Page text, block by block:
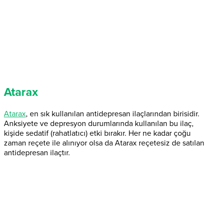
Atarax
Atarax, en sık kullanılan antidepresan ilaçlarından birisidir.
Anksiyete ve depresyon durumlarında kullanılan bu ilaç,
kişide sedatif (rahatlatıcı) etki bırakır. Her ne kadar çoğu
zaman reçete ile alınıyor olsa da Atarax reçetesiz de satılan
antidepresan ilaçtır.